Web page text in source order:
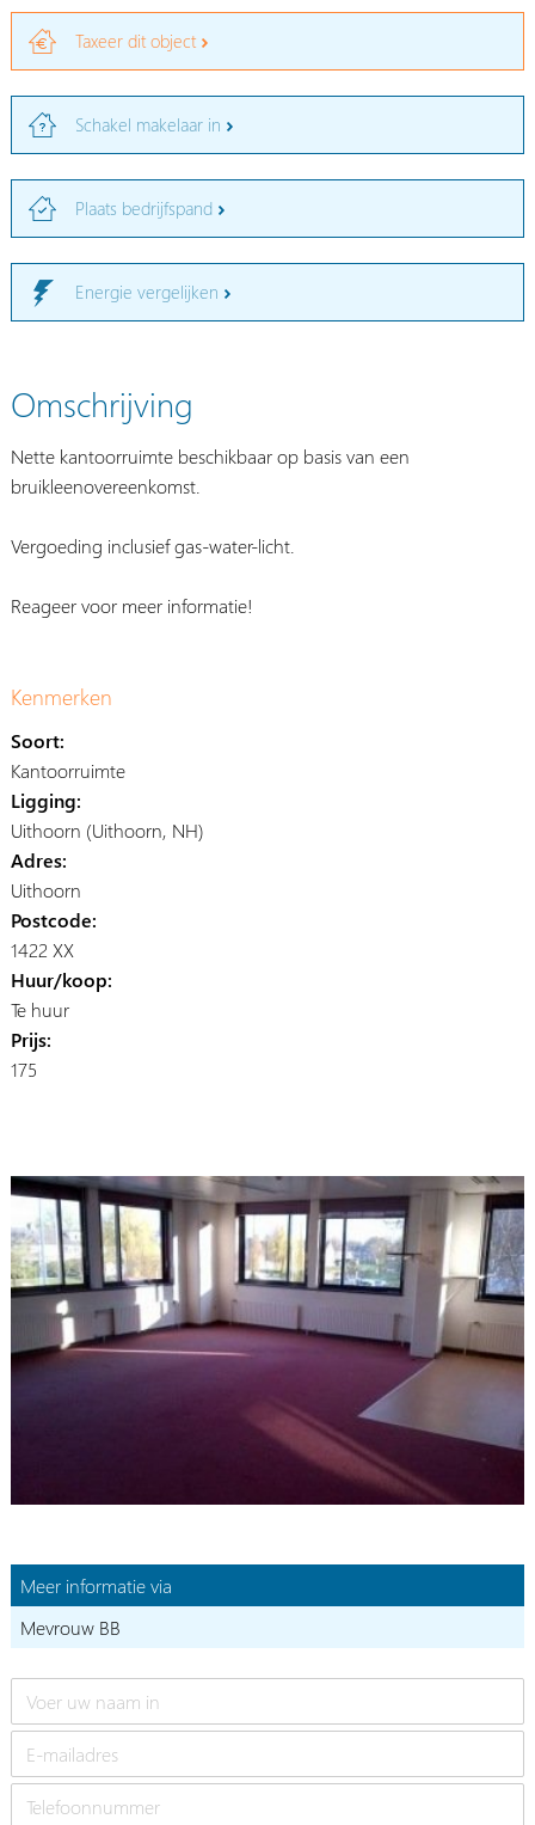
Taxeer dit object
Schakel makelaar in
Plaats bedrijfspand
Energie vergelijken
Omschrijving
Nette kantoorruimte beschikbaar op basis van een
bruikleenovereenkomst.
Vergoeding inclusief gas-water-licht.
Reageer voor meer informatie!
Kenmerken
Soort:
Kantoorruimte
Ligging:
Uithoorn (Uithoorn, NH)
Adres:
Uithoorn
Postcode:
1422 XX
Huur/koop:
Te huur
Prijs:
175
Meer informatie via
Mevrouw BB